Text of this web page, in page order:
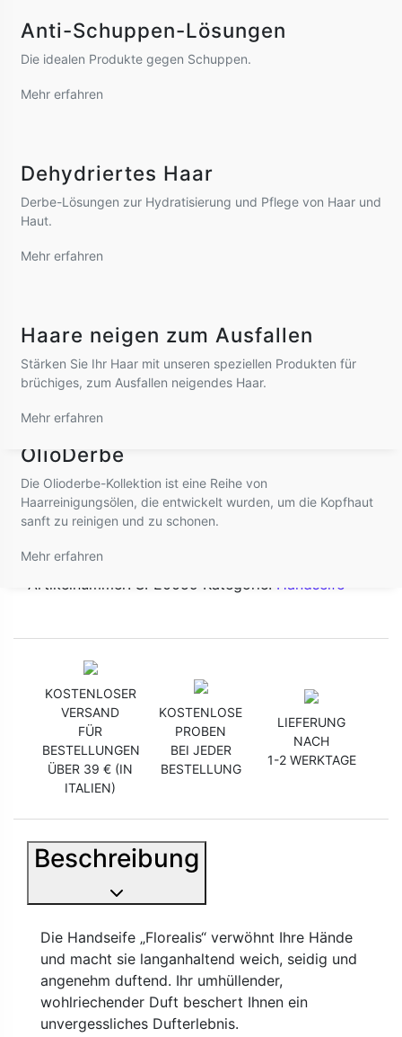
Handseife
Andere
Luftreiniger
Speziell für Bärte
Respekt für das Haar zu bieten.
Mehr erfahren
OlioDerbe
Die Olioderbe-Kollektion ist eine Reihe von
Haarreinigungsölen, die entwickelt wurden, um die Kopfhaut
sanft zu reinigen und zu schonen.
Mehr erfahren
Mehr erfahren
Mehr erfahren
Seres
Mehr erfahren
Anti-Schuppen-Lösungen
Die idealen Produkte gegen Schuppen.
Mehr erfahren
Dehydriertes Haar
Derbe-Lösungen zur Hydratisierung und Pflege von Haar und
Haut.
Mehr erfahren
Haare neigen zum Ausfallen
Stärken Sie Ihr Haar mit unseren speziellen Produkten für
brüchiges, zum Ausfallen neigendes Haar.
Mehr erfahren
FLORALIS
Floralis Flüssigseife
für die Hände
Verwöhnen Sie die Haut Ihrer Hände und machen Sie sie
langanhaltend weich, seidig und angenehm duftend.
Sein umhüllender und parfümierter Duft wird Ihnen
ein unvergessliches Geruchserlebnis bescheren.
CODE:SPE0059
Floralis Flüssigseife für die
− In den Warenkorb
Artikelnummer: SPE0059 Kategorie: Handseife
KOSTENLOSER
VERSAND
FÜR
BESTELLUNGEN
ÜBER 39 € (IN
ITALIEN)
KOSTENLOSE
PROBEN
BEI JEDER
BESTELLUNG
LIEFERUNG
NACH
1-2 WERKTAGE
Beschreibung
Die Handseife „Florealis“ verwöhnt Ihre Hände
und macht sie langanhaltend weich, seidig und
angenehm duftend. Ihr umhüllender,
wohlriechender Duft beschert Ihnen ein
unvergessliches Dufterlebnis.